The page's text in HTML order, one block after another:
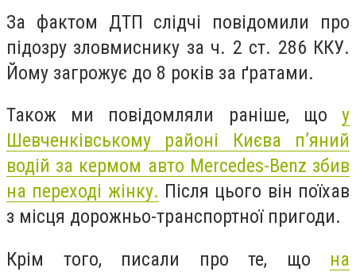
За фактом ДТП слідчі повідомили про
підозру зловмиснику за ч. 2 ст. 286 ККУ.
Йому загрожує до 8 років за ґратами.
Також ми повідомляли раніше, що у
Шевченківському районі Києва п’яний
водій за кермом авто Mercedes-Benz збив
на переході жінку. Після цього він поїхав
з місця дорожньо-транспортної пригоди.
Крім того, писали про те, що на